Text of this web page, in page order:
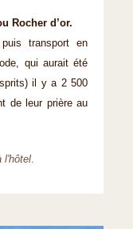
Rocher d’or.
transport en
qui aurait été
il y a 2 500
de leur prière au
l'hôtel.